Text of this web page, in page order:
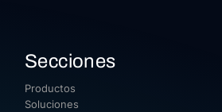
Secciones
Productos
Soluciones